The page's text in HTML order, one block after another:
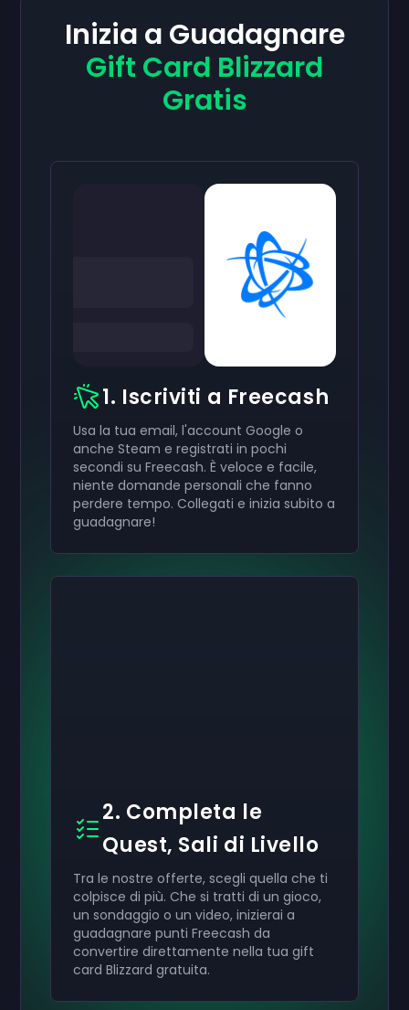
Inizia a Guadagnare
Gift Card Blizzard
Gratis
1. Iscriviti a Freecash
Usa la tua email, l'account Google o
anche Steam e registrati in pochi
secondi su Freecash. È veloce e facile,
niente domande personali che fanno
perdere tempo. Collegati e inizia subito a
guadagnare!
2. Completa le
Quest, Sali di Livello
Tra le nostre offerte, scegli quella che ti
colpisce di più. Che si tratti di un gioco,
un sondaggio o un video, inizierai a
guadagnare punti Freecash da
convertire direttamente nella tua gift
card Blizzard gratuita.